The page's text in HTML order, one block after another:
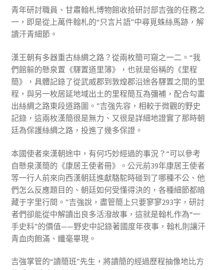
青年研討職員、甘肅翰札博物館收拾研討部吉強的任務之
一，即是從上萬件翰札的“只言片語”中尋覓蛛絲馬跡，解
讀汗青細節。
漢王朝有多器重古絲綢之路？從兩枚簡可窺之一二。“我
們館躲的懸泉置《驛置道里簿》，也就是俗稱的《里程
簡》，具體記錄了從武威郡到敦煌郡沿途各驛置之間的里
程，與另一枚居延地域出土的里程簡互為彌補，配合勾畫
出絲綢之路東段道路圖。”吉強先容，相較于微觀的野史
記錄，這兩枚漢簡很是無力、又很是詳細地證實了那時朝
廷為保護絲綢之路，投進了幾多保證。
本國使者來漢朝途中，有何巧妙經過的事況？“可以參考
自懸泉漢簡的《康居王使者冊》。公元前39年康居王使者
等一行人前來向西漢朝廷進獻駱駝時碰到了哪種不公、他
們怎么反應題目的、朝廷如何受懂得決的，各種細節都暗
藏于字里行間。”吉強說，盡管簡上只要寥寥293字，研討
者們卻能從中解讀出良多活潑故事，這就是翰札作為“一
手史料”的價值——野史中記錄著國度年夜事，翰札則讓汗
青血肉飽滿、纖毫畢現。
吉強掌管的“讀簡班”先生，將讀簡的經過歷程抽像地比方